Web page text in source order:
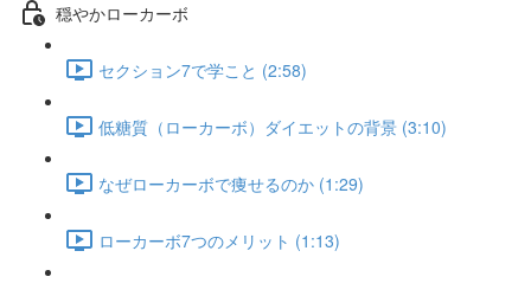
穏やかローカーボ
セクション7で学こと (2:58)
低糖質（ローカーボ）ダイエットの背景 (3:10)
なぜローカーボで痩せるのか (1:29)
ローカーボ7つのメリット (1:13)